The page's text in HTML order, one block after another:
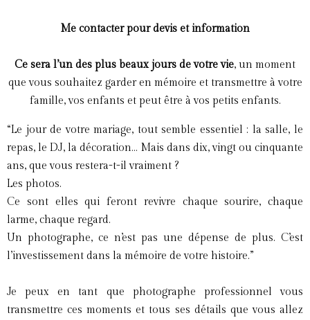
Me contacter pour devis et information
Ce sera l’un des plus beaux jours de votre vie, un moment
que vous souhaitez garder en mémoire et transmettre à votre
famille, vos enfants et peut être à vos petits enfants.
“Le jour de votre mariage, tout semble essentiel : la salle, le
repas, le DJ, la décoration… Mais dans dix, vingt ou cinquante
ans, que vous restera-t-il vraiment ?
Les photos.
Ce sont elles qui feront revivre chaque sourire, chaque
larme, chaque regard.
Un photographe, ce n’est pas une dépense de plus. C’est
l’investissement dans la mémoire de votre histoire.”
Je peux en tant que photographe professionnel vous
transmettre ces moments et tous ses détails que vous allez